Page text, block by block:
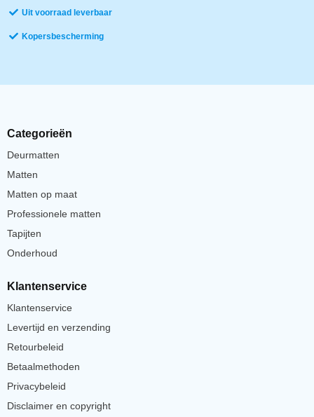
Uit voorraad leverbaar
Kopersbescherming
Categorieën
Deurmatten
Matten
Matten op maat
Professionele matten
Tapijten
Onderhoud
Klantenservice
Klantenservice
Levertijd en verzending
Retourbeleid
Betaalmethoden
Privacybeleid
Disclaimer en copyright